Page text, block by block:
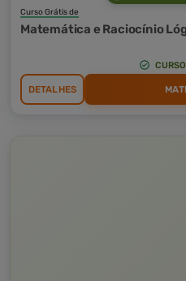
Curso Grátis de
Matemática e Raciocínio
DETALHES